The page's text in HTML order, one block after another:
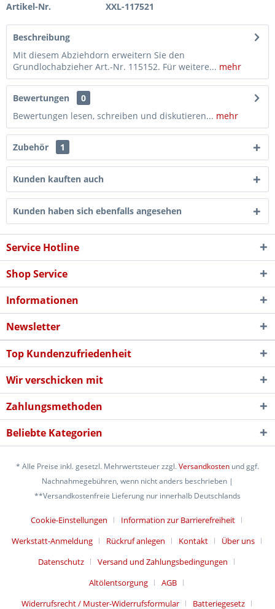
Artikel-Nr. XXL-117521
Beschreibung
Mit diesem Abziehdorn erweitern Sie den
Grundlochabzieher Art.-Nr. 115152. Für weitere... mehr
Bewertungen
0
Bewertungen lesen, schreiben und diskutieren... mehr
Zubehör 1
Kunden kauften auch
Kunden haben sich ebenfalls angesehen
Service Hotline
Shop Service
Informationen
Newsletter
Top Kundenzufriedenheit
Wir verschicken mit
Zahlungsmethoden
Beliebte Kategorien
* Alle Preise inkl. gesetzl. Mehrwertsteuer zzgl.Versandkosten und ggf.
Nachnahmegebühren, wenn nicht anders beschrieben |
**Versandkostenfreie Lieferung nur innerhalb Deutschlands
Cookie-Einstellungen
Information zur Barrierefreiheit
Werkstatt-Anmeldung
Rückruf anlegen Kontakt
Über uns
Datenschutz
Versand und Zahlungsbedingungen
Altölentsorgung
AGB
Widerrufsrecht / Muster-Widerrufsformular
Batteriegesetz